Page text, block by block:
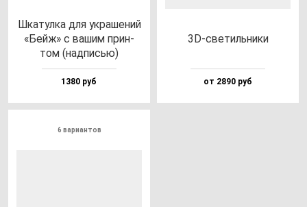
Шка­тул­ка для ук­ра­ше­ний
«Бейж» с ва­шим прин­
том (над­писью)
1380 руб
3D-све­тиль­ни­ки
от 2890 руб
6 вариантов